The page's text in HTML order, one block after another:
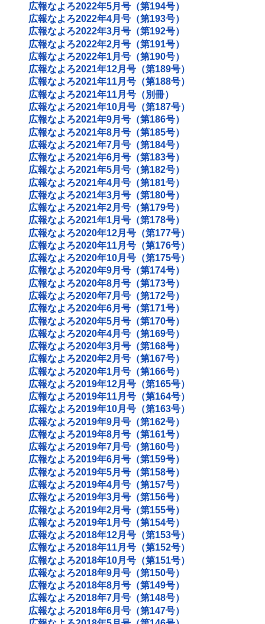
広報なよろ2022年5月号（第194号）
広報なよろ2022年4月号（第193号）
広報なよろ2022年3月号（第192号）
広報なよろ2022年2月号（第191号）
広報なよろ2022年1月号（第190号）
広報なよろ2021年12月号（第189号）
広報なよろ2021年11月号（第188号）
広報なよろ2021年11月号（別冊）
広報なよろ2021年10月号（第187号）
広報なよろ2021年9月号（第186号）
広報なよろ2021年8月号（第185号）
広報なよろ2021年7月号（第184号）
広報なよろ2021年6月号（第183号）
広報なよろ2021年5月号（第182号）
広報なよろ2021年4月号（第181号）
広報なよろ2021年3月号（第180号）
広報なよろ2021年2月号（第179号）
広報なよろ2021年1月号（第178号）
広報なよろ2020年12月号（第177号）
広報なよろ2020年11月号（第176号）
広報なよろ2020年10月号（第175号）
広報なよろ2020年9月号（第174号）
広報なよろ2020年8月号（第173号）
広報なよろ2020年7月号（第172号）
広報なよろ2020年6月号（第171号）
広報なよろ2020年5月号（第170号）
広報なよろ2020年4月号（第169号）
広報なよろ2020年3月号（第168号）
広報なよろ2020年2月号（第167号）
広報なよろ2020年1月号（第166号）
広報なよろ2019年12月号（第165号）
広報なよろ2019年11月号（第164号）
広報なよろ2019年10月号（第163号）
広報なよろ2019年9月号（第162号）
広報なよろ2019年8月号（第161号）
広報なよろ2019年7月号（第160号）
広報なよろ2019年6月号（第159号）
広報なよろ2019年5月号（第158号）
広報なよろ2019年4月号（第157号）
広報なよろ2019年3月号（第156号）
広報なよろ2019年2月号（第155号）
広報なよろ2019年1月号（第154号）
広報なよろ2018年12月号（第153号）
広報なよろ2018年11月号（第152号）
広報なよろ2018年10月号（第151号）
広報なよろ2018年9月号（第150号）
広報なよろ2018年8月号（第149号）
広報なよろ2018年7月号（第148号）
広報なよろ2018年6月号（第147号）